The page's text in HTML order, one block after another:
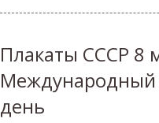
Плакаты СССР 8
Международный
день